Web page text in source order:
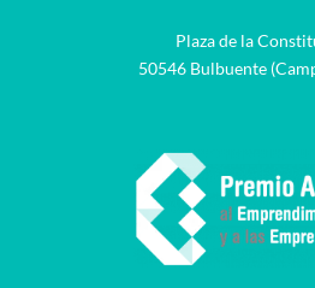
Plaza de la
50546 Bulbuente